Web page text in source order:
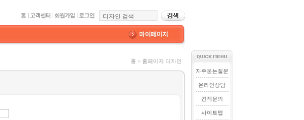
홈 > 홈페이지 디자인
자주묻는질문
온라인상담
견적문의
사이트맵